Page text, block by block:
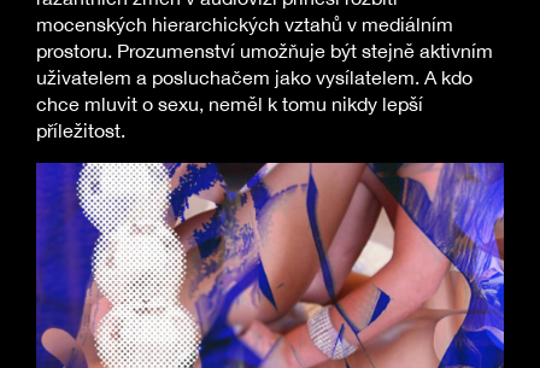
mocenských hierarchických vztahů v mediálním
prostoru. Prozumenství umožňuje být stejně aktivním
uživatelem a posluchačem jako vysílatelem. A kdo
chce mluvit o sexu, neměl k tomu nikdy lepší
příležitost.